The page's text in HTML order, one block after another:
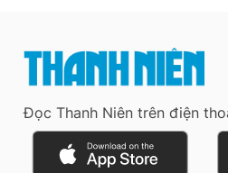
Đọc Thanh Niên trên điện